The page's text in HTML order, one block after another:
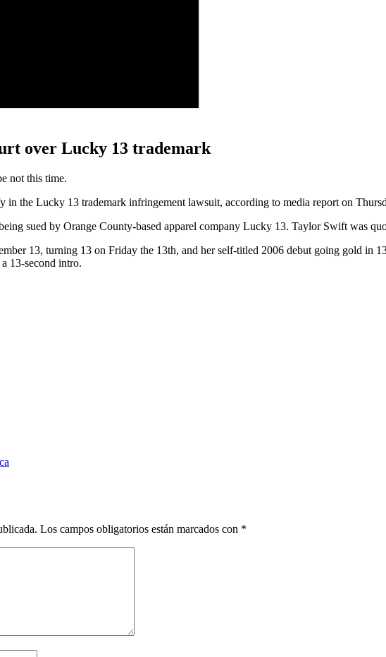
over Lucky 13 trademark
not this time.
in the Lucky 13 trademark infringement lawsuit, according to media report on
sued by Orange County-based apparel company Lucky 13. Taylor Swift was
13, turning 13 on Friday the 13th, and her self-titled 2006 debut going gold in
13-second intro.
Los campos obligatorios están marcados con *